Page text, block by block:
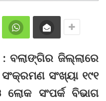
ବଲାଙ୍ଗିର ଜିଲ୍ଲାରେ
ସଂଖ୍ୟା ୧୯୧
ଲୋକ ସଂପର୍କ ବିଭାଗ